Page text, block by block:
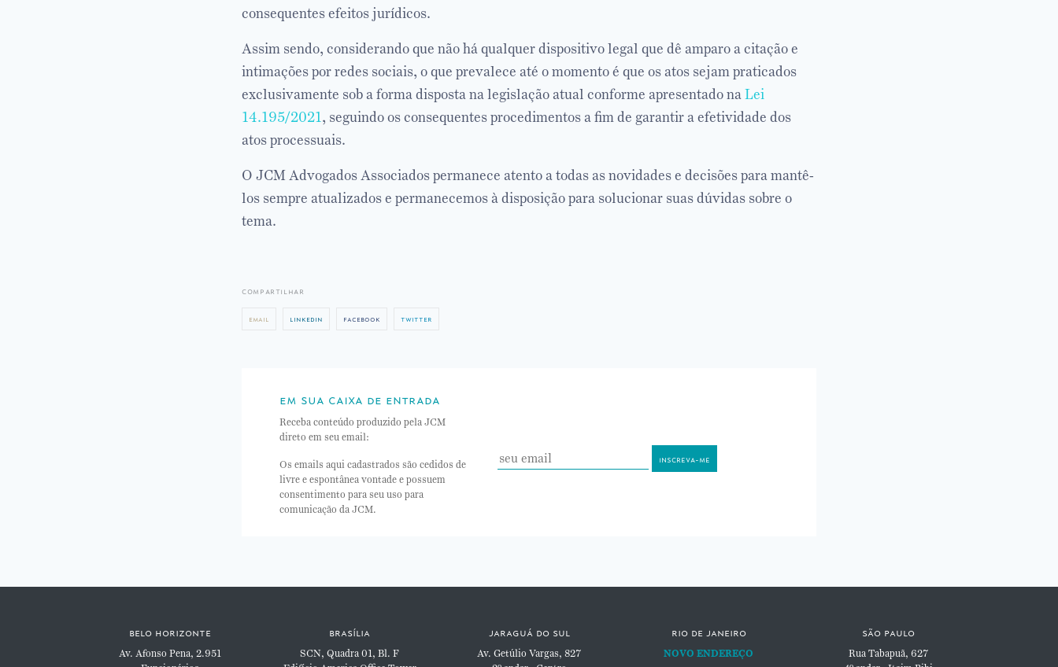
consequentes efeitos jurídicos.
Assim sendo, considerando que não há qualquer dispositivo legal que dê amparo a citação e
intimações por redes sociais, o que prevalece até o momento é que os atos sejam praticados
exclusivamente sob a forma disposta na legislação atual conforme apresentado naLei
14.195/2021, seguindo os consequentes procedimentos a fim de garantir a efetividade dos
atos processuais.
O JCM Advogados Associados permanece atento a todas as novidades e decisões para mantê-
los sempre atualizados e permanecemos à disposição para solucionar suas dúvidas sobre o
tema.
compartilhar
email linkedin facebook twitter
em sua caixa de entrada
Receba conteúdo produzido pela JCM
direto em seu email:
Os emails aqui cadastrados são cedidos de
livre e espontânea vontade e possuem
consentimento para seu uso para
comunicação da JCM.
belo horizonte
Av. Afonso Pena, 2.951
brasília
SCN, Quadra 01, Bl. F
jaraguá do sul
Av. Getúlio Vargas, 827
rio de janeiro
NOVO ENDEREÇO
são paulo
Rua Tabapuã, 627